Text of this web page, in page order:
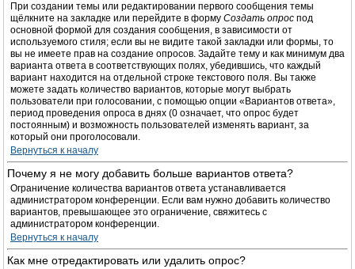
При создании темы или редактировании первого сообщения темы
щёлкните на закладке или перейдите в форму Создать опрос под
основной формой для создания сообщения, в зависимости от
используемого стиля; если вы не видите такой закладки или формы, то
вы не имеете прав на создание опросов. Задайте тему и как минимум два
варианта ответа в соответствующих полях, убедившись, что каждый
вариант находится на отдельной строке текстового поля. Вы также
можете задать количество вариантов, которые могут выбрать
пользователи при голосовании, с помощью опции «Вариантов ответа»,
период проведения опроса в днях (0 означает, что опрос будет
постоянным) и возможность пользователей изменять вариант, за
который они проголосовали.
Вернуться к началу
Почему я не могу добавить больше вариантов ответа?
Ограничение количества вариантов ответа устанавливается
администратором конференции. Если вам нужно добавить количество
вариантов, превышающее это ограничение, свяжитесь с
администратором конференции.
Вернуться к началу
Как мне отредактировать или удалить опрос?